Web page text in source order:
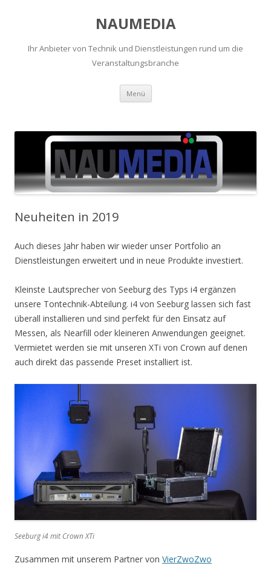
NAUMEDIA
Ihr Anbieter von Technik und Dienstleistungen rund um die
Veranstaltungsbranche
Menü Zum
springen
Neuheiten in 2019
Auch dieses Jahr haben wir wieder unser Portfolio an
Dienstleistungen erweitert und in neue Produkte investiert.
Kleinste Lautsprecher von Seeburg des Typs i4 ergänzen
unsere Tontechnik-Abteilung. i4 von Seeburg lassen sich fast
überall installieren und sind perfekt für den Einsatz auf
Messen, als Nearfill oder kleineren Anwendungen geeignet.
Vermietet werden sie mit unseren XTi von Crown auf denen
auch direkt das passende Preset installiert ist.
Seeburg i4 mit Crown XTi
Zusammen mit unserem Partner von VierZwoZwo